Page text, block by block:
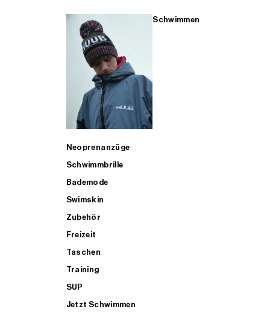
Schwimmen
Neoprenanzüge
Schwimmbrille
Bademode
Swimskin
Zubehör
Freizeit
Taschen
Training
SUP
Jetzt Schwimmen